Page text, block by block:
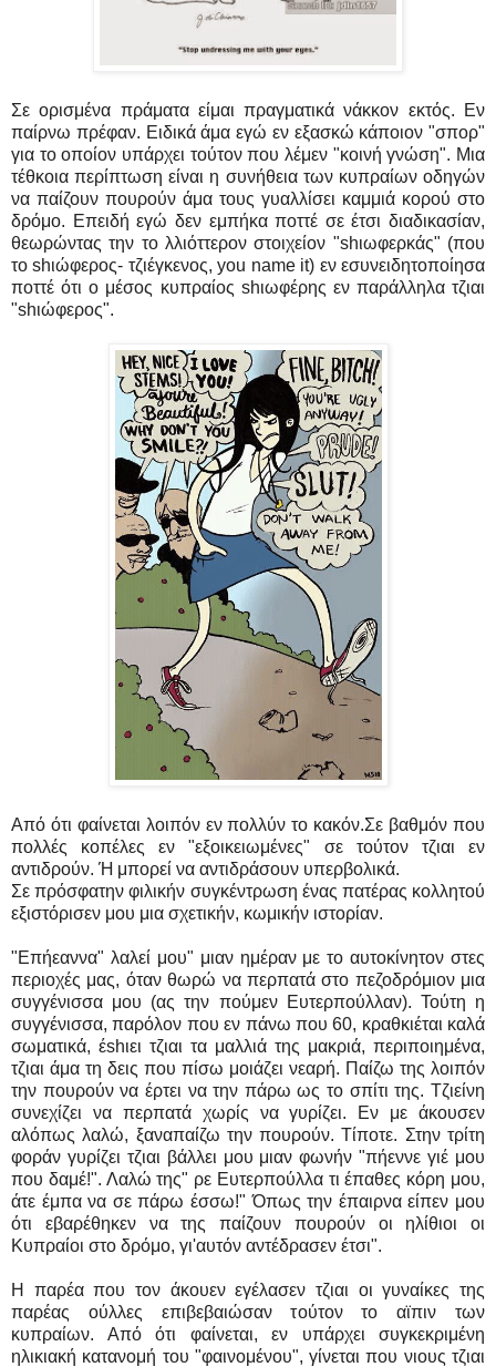
Σε ορισμένα πράματα είμαι πραγματικά νάκκον εκτός. Εν
παίρνω πρέφαν. Ειδικά άμα εγώ εν εξασκώ κάποιον "σπορ"
για το οποίον υπάρχει τούτον που λέμεν "κοινή γνώση". Μια
τέθκοια περίπτωση είναι η συνήθεια των κυπραίων οδηγών
να παίζουν πουρούν άμα τους γυαλλίσει καμμιά κορού στο
δρόμο. Επειδή εγώ δεν εμπήκα ποττέ σε έτσι διαδικασίαν,
θεωρώντας την το λλιόττερον στοιχείον "shιωφερκάς" (που
το shιώφερος- τζιέγκενος, you name it) εν εσυνειδητοποίησα
ποττέ ότι ο μέσος κυπραίος shιωφέρης εν παράλληλα τζιαι
"shιώφερος".
Από ότι φαίνεται λοιπόν εν πολλύν το κακόν.Σε βαθμόν που
πολλές κοπέλες εν "εξοικειωμένες" σε τούτον τζιαι εν
αντιδρούν. Ή μπορεί να αντιδράσουν υπερβολικά.
Σε πρόσφατην φιλικήν συγκέντρωση ένας πατέρας κολλητού
εξιστόρισεν μου μια σχετικήν, κωμικήν ιστορίαν.
"Επήεαννα" λαλεί μου" μιαν ημέραν με το αυτοκίνητον στες
περιοχές μας, όταν θωρώ να περπατά στο πεζοδρόμιον μια
συγγένισσα μου (ας την πούμεν Ευτερπούλλαν). Τούτη η
συγγένισσα, παρόλον που εν πάνω που 60, κραθκιέται καλά
σωματικά, έshιει τζιαι τα μαλλιά της μακριά, περιποιημένα,
τζιαι άμα τη δεις που πίσω μοιάζει νεαρή. Παίζω της λοιπόν
την πουρούν να έρτει να την πάρω ως το σπίτι της. Τζιείνη
συνεχίζει να περπατά χωρίς να γυρίζει. Εν με άκουσεν
αλόπως λαλώ, ξαναπαίζω την πουρούν. Τίποτε. Στην τρίτη
φοράν γυρίζει τζιαι βάλλει μου μιαν φωνήν "πήεννε γιέ μου
που δαμέ!". Λαλώ της" ρε Ευτερπούλλα τι έπαθες κόρη μου,
άτε έμπα να σε πάρω έσσω!" Όπως την έπαιρνα είπεν μου
ότι εβαρέθηκεν να της παίζουν πουρούν οι ηλίθιοι οι
Κυπραίοι στο δρόμο, γι'αυτόν αντέδρασεν έτσι".
Η παρέα που τον άκουεν εγέλασεν τζιαι οι γυναίκες της
παρέας ούλλες επιβεβαιώσαν τούτον το αϊπιν των
κυπραίων. Από ότι φαίνεται, εν υπάρχει συγκεκριμένη
ηλικιακή κατανομή του "φαινομένου", γίνεται που νιους τζιαι